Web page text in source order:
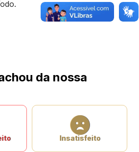
da nossa
Insatisfeito